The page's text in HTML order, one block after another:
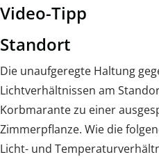
Video-Tipp
Standort
Die unaufgeregte Haltung
Lichtverhältnissen am
Korbmarante zu einer
Zimmerpflanze. Wie die
Licht- und